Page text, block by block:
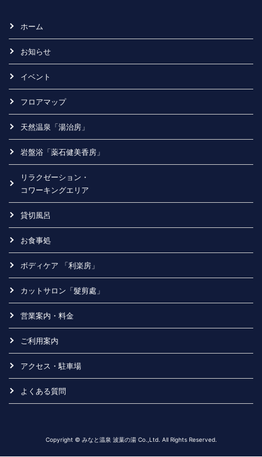
ホーム
お知らせ
イベント
フロアマップ
天然温泉「湯治房」
岩盤浴「薬石健美香房」
リラクゼーション・
コワーキングエリア
貸切風呂
お食事処
ボディケア 「利楽房」
カットサロン「髮剪處」
営業案内・料金
ご利用案内
アクセス・駐車場
よくある質問
Copyright © みなと温泉 波葉の湯 Co.,Ltd. All Rights Reserved.